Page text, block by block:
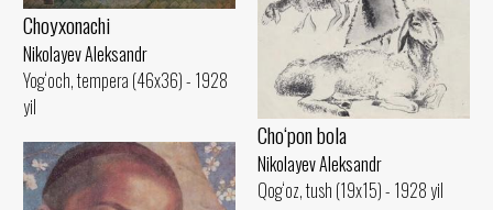
Choyxonachi
Nikolayev Aleksandr
Yog‘och, tempera (46x36) - 1928
yil
Cho‘pon bola
Nikolayev Aleksandr
Qog‘oz, tush (19x15) - 1928 yil